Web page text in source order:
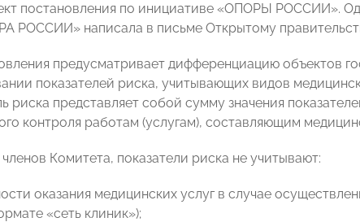
постановления по инициативе «ОПОРЫ РОССИИ».
РОССИИ» написала в письме Открытому
предусматривает дифференциацию объектов
показателей риска, учитывающих видов
риска представляет собой сумму значения
контроля работам (услугам), составляющим
Комитета, показатели риска не учитывают:
оказания медицинских услуг в случае
«сеть клиник»);